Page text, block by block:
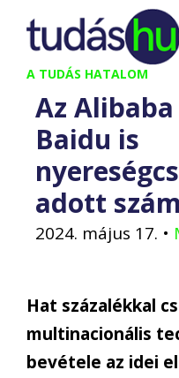
Kilépés
tartalomba
A TUDÁS HATALOM
Az
Baidu is
adott
2024. május 17. •
Hat százalékkal
multinacionális
bevétele az idei